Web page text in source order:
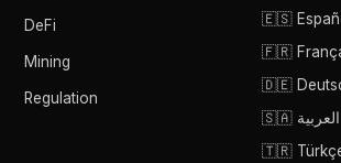
DeFi
Mining
Regulation
🇪🇸
🇫🇷
🇩🇪
🇸🇦 العربية
🇹🇷